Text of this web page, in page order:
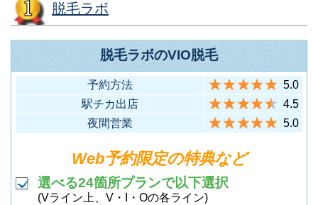
脱毛ラボ
脱毛ラボのVIO脱毛
予約方法
5.0
駅チカ出店
4.5
夜間営業
5.0
Web予約限定の特典など
選べる24箇所プランで以下選択
(Vライン上、V・I・Oの各ライン)